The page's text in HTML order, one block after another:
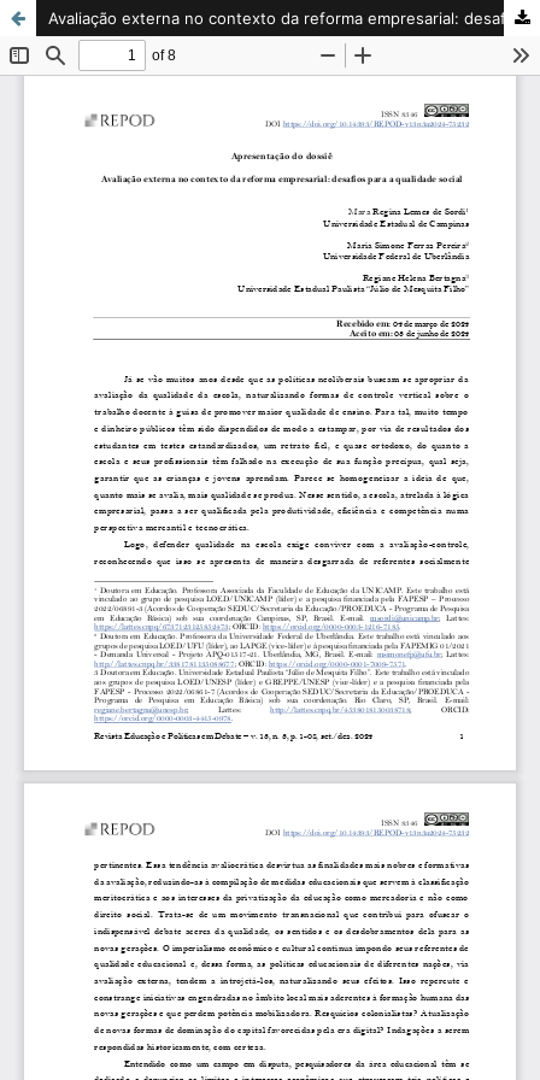
Avaliação externa no contexto da reforma empresarial: desafios para a qualidade social